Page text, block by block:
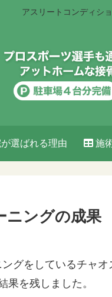
アスリートコンディシ
選ばれる理由 施
ニングの成果
グをしているチャ
果を残しました。